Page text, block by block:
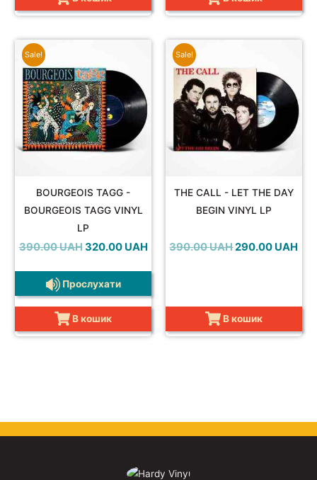
Sale!
BOURGEOIS TAGG -
BOURGEOIS TAGG VINYL
LP
390.00UAH Оригінальна
320.00 UAHПоточна
Прослухати
В кошик
Sale!
THE CALL - LET THE DAY
BEGIN VINYL LP
390.00UAHОригінальна
290.00 UAH
В кошик